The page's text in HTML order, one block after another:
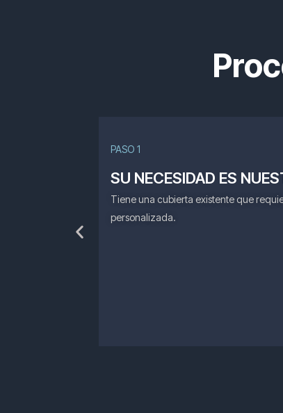
PASO 1
SU NECESIDAD ES
Tiene una cubierta existente que
personalizada.